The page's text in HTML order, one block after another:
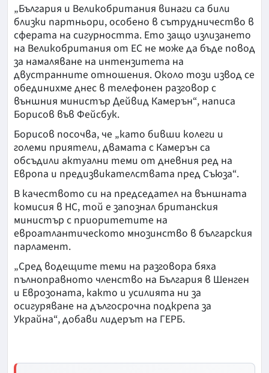
„България и Великобритания винаги са били
близки партньори, особено в сътрудничество в
сферата на сигурността. Ето защо излизането
на Великобритания от ЕС не може да бъде повод
за намаляване на интензитета на
двустранните отношения. Около този извод се
обединихме днес в телефонен разговор с
външния министър Дейвид Камерън“, написа
Борисов във Фейсбук.
Борисов посочва, че „като бивши колеги и
големи приятели, двамата с Камерън са
обсъдили актуални теми от дневния ред на
Европа и предизвикателствата пред Съюза“.
В качеството си на председател на външната
комисия в НС, той е запознал британския
министър с приоритетите на
евроатлантическото мнозинство в българския
парламент.
„Сред водещите теми на разговора бяха
пълноправното членство на България в Шенген
и Еврозоната, както и усилията ни за
осигуряване на дългосрочна подкрепа за
Украйна“, добави лидерът на ГЕРБ.